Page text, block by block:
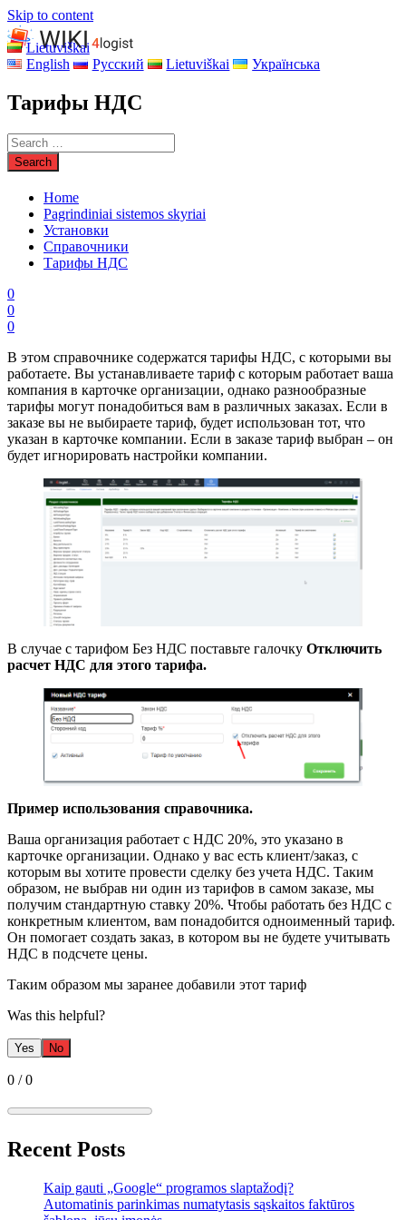
Skip to content
Lietuviškai
English
Русский Lietuviškai Українська
Тарифы НДС
Home
Pagrindiniai sistemos skyriai
Установки
Справочники
Тарифы НДС
0
0
0
В этом справочнике содержатся тарифы НДС, с которыми вы
работаете. Вы устанавливаете тариф с которым работает ваша
компания в карточке организации, однако разнообразные
тарифы могут понадобиться вам в различных заказах. Если в
заказе вы не выбираете тариф, будет использован тот, что
указан в карточке компании. Если в заказе тариф выбран – он
будет игнорировать настройки компании.
В случае с тарифом Без НДС поставьте галочку Отключить
расчет НДС для этого тарифа.
Пример использования справочника.
Ваша организация работает с НДС 20%, это указано в
карточке организации. Однако у вас есть клиент/заказ, с
которым вы хотите провести сделку без учета НДС. Таким
образом, не выбрав ни один из тарифов в самом заказе, мы
получим стандартную ставку 20%. Чтобы работать без НДС с
конкретным клиентом, вам понадобится одноименный тариф.
Он помогает создать заказ, в котором вы не будете учитывать
НДС в подсчете цены.
Таким образом мы заранее добавили этот тариф
Was this helpful?
Yes No
0 /0
Recent Posts
Kaip gauti „Google“ programos slaptažodį?
Automatinis parinkimas numatytasis sąskaitos faktūros